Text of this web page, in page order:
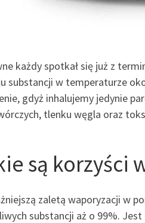
każdy spotkał się już z
substancji w temperaturze
gdyż inhalujemy jedynie
tlenku węgla oraz
są korzyści
zaletą waporyzacji w
substancji aż o 99%.